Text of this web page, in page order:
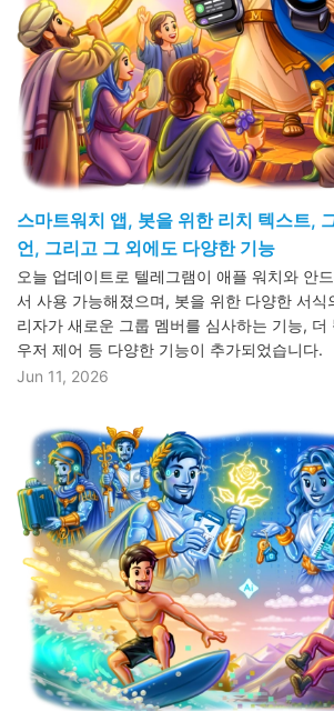
스마트워치 앱, 봇을 위한 리치 텍스트,
언, 그리고 그 외에도 다양한 기능
오늘 업데이트로 텔레그램이 애플 워치와 안
서 사용 가능해졌으며, 봇을 위한 다양한 서식
리자가 새로운 그룹 멤버를 심사하는 기능, 더
우저 제어 등 다양한 기능이 추가되었습니다.
Jun 11, 2026